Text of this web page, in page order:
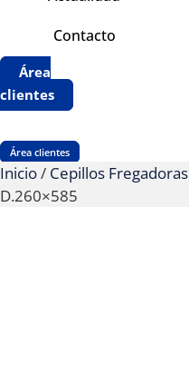
Contacto
Área
clientes
Área clientes
Inicio/ Cepillos Fregadoras
D.260×585